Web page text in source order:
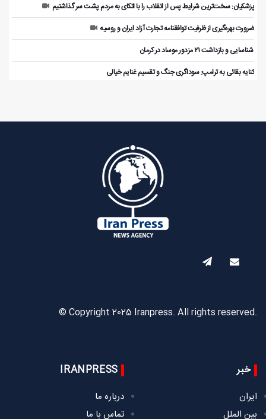
پزشکیان: سخت‌ترین شرایط پس از انقلاب را با اتکای به مردم پشت سر گذاشتیم
ضرورت بهره‌گیری از ظرفیت توافقنامه تجارت آزاد ایران و روسیه
️ شناسایی و بازداشت ۲۱ مزدور موساد در کرمان
کنایه بقائی به ترامپ: سوداگری جنگ و تقسیم غنایم خیالی
© Copyright 2025 Iranpress. All rights reserved.
خبر
ایران
بین الملل
IRANPRESS
درباره ما
تماس با ما